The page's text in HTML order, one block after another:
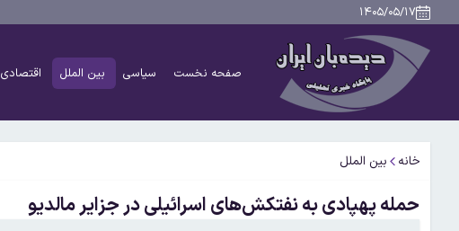
۱۴۰۵/۰۵/۱۷
صفحه نخست سیاسی بین الملل اقتصادی
خانه بین الملل
حمله پهپادی به نفتکش‌های اسرائیلی در جزایر مالدیو